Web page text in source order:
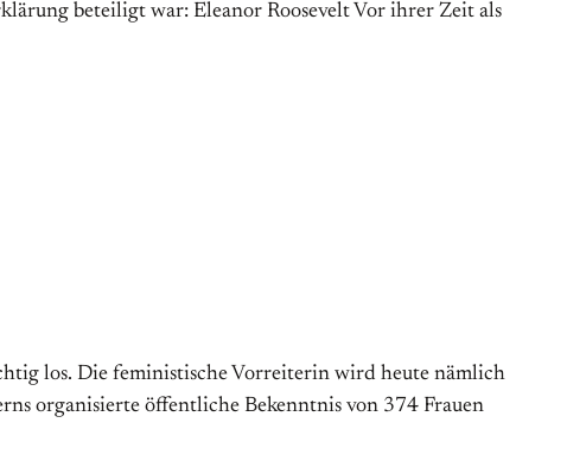
beteiligt war: Eleanor Roosevelt Vor ihrer Zeit als
los. Die feministische Vorreiterin wird heute nämlich
organisierte öffentliche Bekenntnis von 374 Frauen